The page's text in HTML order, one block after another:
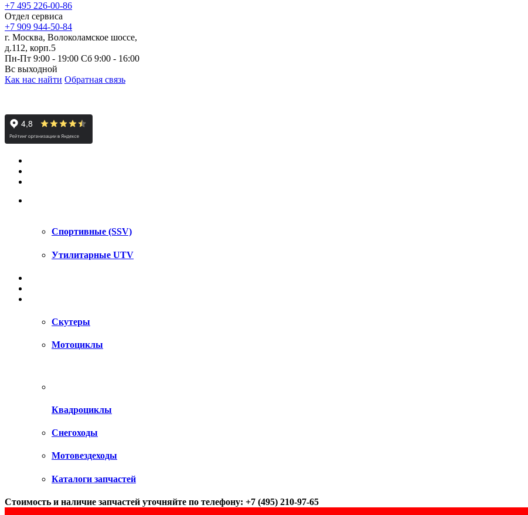
+7 495 226-00-86
Отдел сервиса
+7 909 944-50-84
г. Москва, Волоколамское шоссе,
д.112, корп.5
Пн-Пт 9:00 - 19:00 Сб 9:00 - 16:00
Вс выходной
Как нас найти Обратная связь
Спортивные (SSV)
Утилитарные UTV
Скутеры
Мотоциклы
Квадроциклы
Снегоходы
Мотовездеходы
Каталоги запчастей
Стоимость и наличие запчастей уточняйте по телефону: +7 (495) 210-97-65